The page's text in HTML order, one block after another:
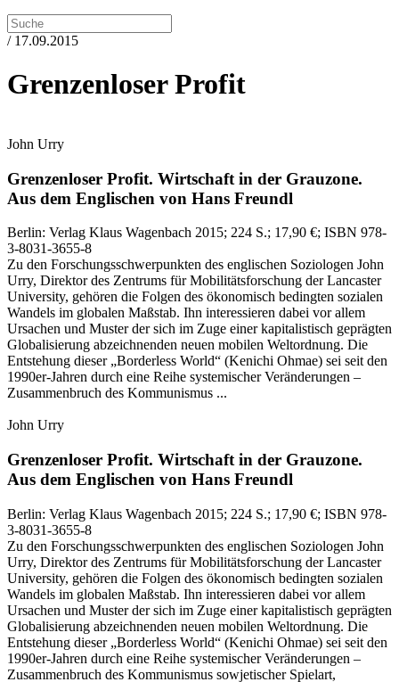
/ 17.09.2015
Grenzenloser Profit
John Urry
Grenzenloser Profit. Wirtschaft in der Grauzone.
Aus dem Englischen von Hans Freundl
Berlin: Verlag Klaus Wagenbach 2015; 224 S.; 17,90 €; ISBN 978-
3-8031-3655-8
Zu den Forschungsschwerpunkten des englischen Soziologen John
Urry, Direktor des Zentrums für Mobilitätsforschung der Lancaster
University, gehören die Folgen des ökonomisch bedingten sozialen
Wandels im globalen Maßstab. Ihn interessieren dabei vor allem
Ursachen und Muster der sich im Zuge einer kapitalistisch geprägten
Globalisierung abzeichnenden neuen mobilen Weltordnung. Die
Entstehung dieser „Borderless World“ (Kenichi Ohmae) sei seit den
1990er‑Jahren durch eine Reihe systemischer Veränderungen –
Zusammenbruch des Kommunismus ...
John Urry
Grenzenloser Profit. Wirtschaft in der Grauzone.
Aus dem Englischen von Hans Freundl
Berlin: Verlag Klaus Wagenbach 2015; 224 S.; 17,90 €; ISBN 978-
3-8031-3655-8
Zu den Forschungsschwerpunkten des englischen Soziologen John
Urry, Direktor des Zentrums für Mobilitätsforschung der Lancaster
University, gehören die Folgen des ökonomisch bedingten sozialen
Wandels im globalen Maßstab. Ihn interessieren dabei vor allem
Ursachen und Muster der sich im Zuge einer kapitalistisch geprägten
Globalisierung abzeichnenden neuen mobilen Weltordnung. Die
Entstehung dieser „Borderless World“ (Kenichi Ohmae) sei seit den
1990er‑Jahren durch eine Reihe systemischer Veränderungen –
Zusammenbruch des Kommunismus sowjetischer Spielart,